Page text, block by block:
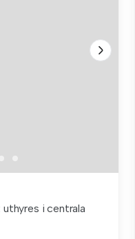
uthyres i centrala